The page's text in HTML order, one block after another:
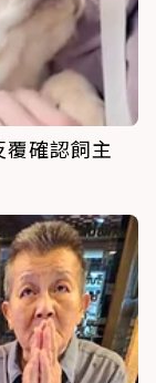
確認飼主